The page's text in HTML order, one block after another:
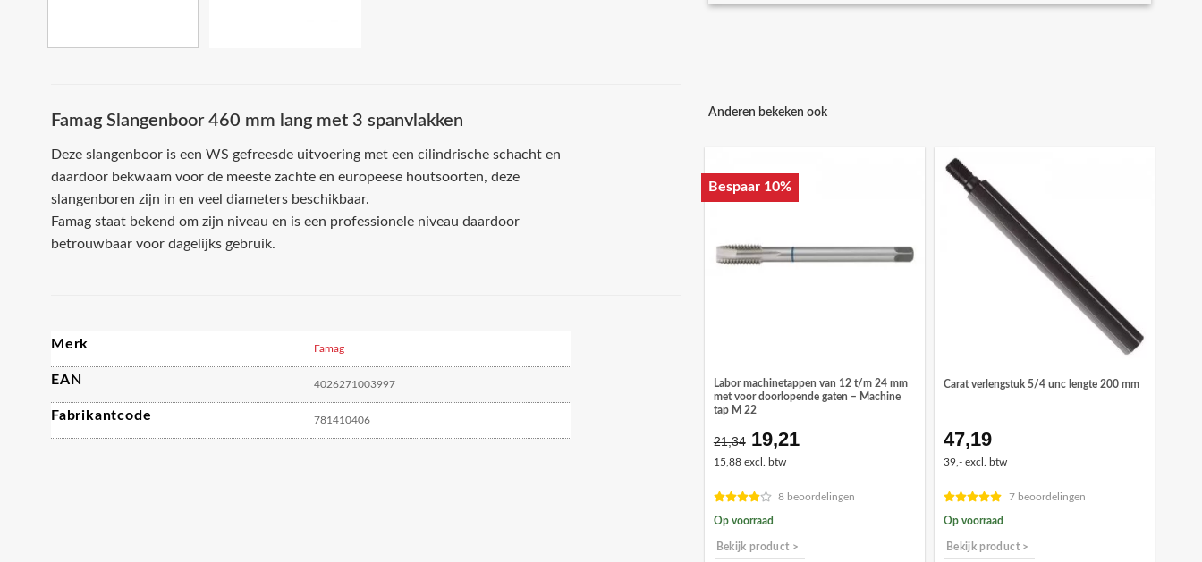
Famag Slangenboor 460 mm lang met 3 spanvlakken
Deze slangenboor is een WS gefreesde uitvoering met een cilindrische schacht en
daardoor bekwaam voor de meeste zachte en europeese houtsoorten, deze
slangenboren zijn in en veel diameters beschikbaar.
Famag staat bekend om zijn niveau en is een professionele niveau daardoor
betrouwbaar voor dagelijks gebruik.
Merk Famag
EAN 4026271003997
Fabrikantcode 781410406
Anderen bekeken ook
Bespaar 10%
Labor machinetappen van 12 t/m 24 mm
met voor doorlopende gaten – Machine
tap M 22
21,34 Oorspronkelijke
prijs
€21,34.
19,21
€19,21.
15,88 excl. btw
8 beoordelingen
Op voorraad
Bekijk product >
Carat verlengstuk 5/4 unc lengte 200 mm
47,19
39,- excl. btw
7 beoordelingen
Op voorraad
Bekijk product >